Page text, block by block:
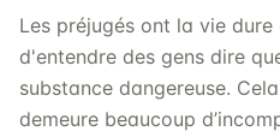
Les préjugés ont la vie
d'entendre des gens dire
substance dangereuse.
demeure beaucoup